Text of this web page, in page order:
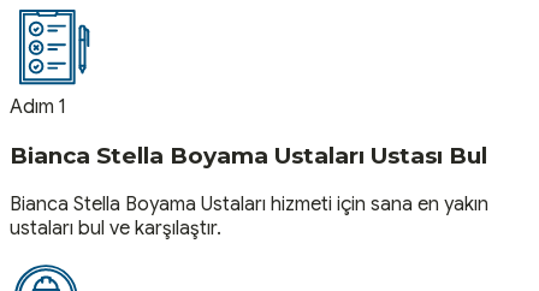
Adım 1
Bianca Stella Boyama Ustaları Ustası Bul
Bianca Stella Boyama Ustaları hizmeti için sana en yakın
ustaları bul ve karşılaştır.